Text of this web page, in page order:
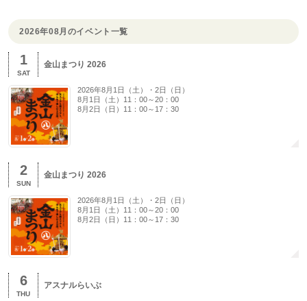
2026年08月のイベント一覧
1
SAT
金山まつり 2026
2026年8月1日（土）・2日（日）
8月1日（土）11：00～20：00
8月2日（日）11：00～17：30
2
SUN
金山まつり 2026
2026年8月1日（土）・2日（日）
8月1日（土）11：00～20：00
8月2日（日）11：00～17：30
6
THU
アスナルらいぶ